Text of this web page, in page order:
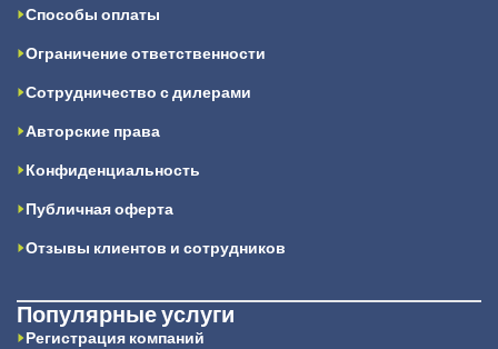
Способы оплаты
Ограничение ответственности
Сотрудничество с дилерами
Авторские права
Конфиденциальность
Публичная оферта
Отзывы клиентов и сотрудников
Популярные услуги
Регистрация компаний